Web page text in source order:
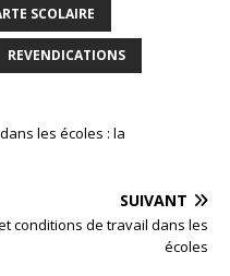
SCOLAIRE
REVENDICATIONS
les écoles : la
SUIVANT
conditions de travail dans les
écoles